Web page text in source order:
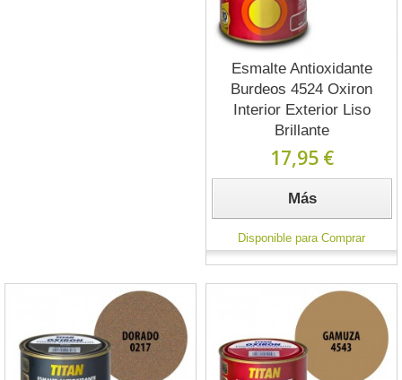
Esmalte Antioxidante
Burdeos 4524 Oxiron
Interior Exterior Liso
Brillante
17,95 €
Más
Disponible para Comprar